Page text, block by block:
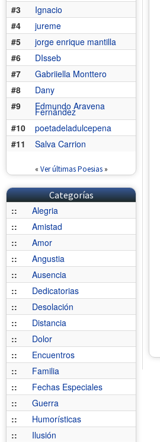
#3
Ignacio
#4
jureme
#5
jorge enrique mantilla
#6
DIsseb
#7
Gabriiella Monttero
#8
Dany
#9
Edmundo Aravena
Fernández
#10
poetadeladulcepena
#11
Salva Carrion
« Ver últimas Poesias»
Categorías
::
Alegria
::
Amistad
::
Amor
::
Angustia
::
Ausencia
::
Dedicatorias
::
Desolación
::
Distancia
::
Dolor
::
Encuentros
::
Familia
::
Fechas Especiales
::
Guerra
::
Humorísticas
::
Ilusión